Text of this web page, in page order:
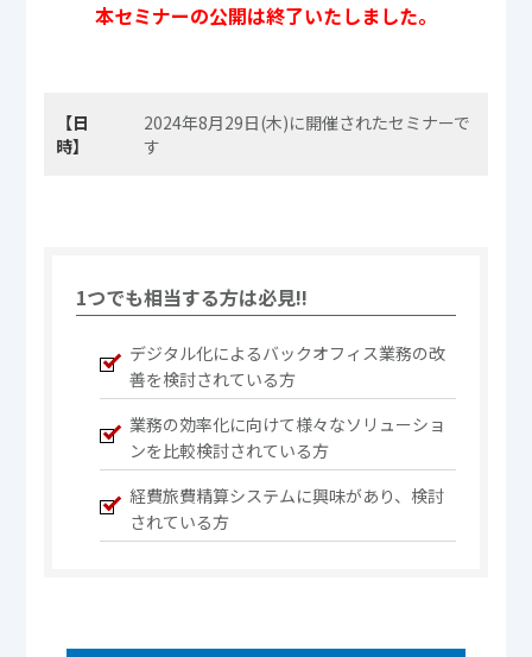
本セミナーの公開は終了いたしました。
【日
時】
2024年8月29日(木)に開催されたセミナーで
す
1つでも相当する方は必見!!
デジタル化によるバックオフィス業務の改
善を検討されている方
業務の効率化に向けて様々なソリューショ
ンを比較検討されている方
経費旅費精算システムに興味があり、検討
されている方